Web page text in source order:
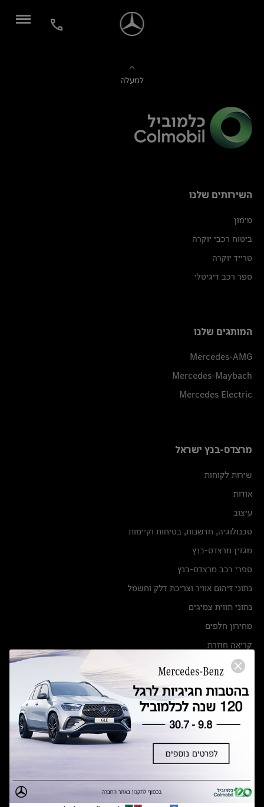
למעלה
השירותים שלנו
מימון
ביטוח רכבי יוקרה
טרייד יוקרה
ספר רכב דיגיטלי
המותגים שלנו
Mercedes-AMG
Mercedes-Maybach
Mercedes Electric
מרצדס-בנץ ישראל
שירות לקוחות
אודות
עיצוב
טכנולוגיה, חדשנות, בטיחות וקיימות
מגזין מרצדס-בנץ
ספרי רכב מרצדס-בנץ
נתוני זיהום אוויר וצריכת דלק וחשמל
נתוני תווית צמיגים
מחירון חלפים
קריאה חוזרת
הודעה על הטבות לרכבי מרצדס בהסדר פשרה בתצ 56447-02-19
תקנון ימי מכירות 120 לכלמוביל
מצאו אותנו
אולמות תצוגה
מרכזי שירות